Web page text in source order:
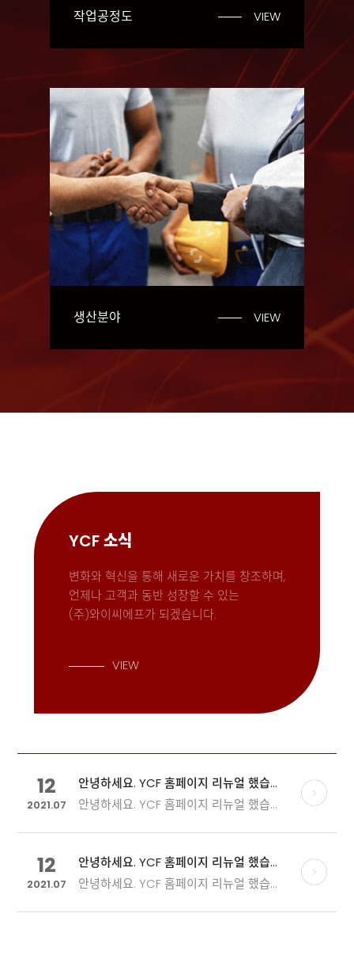
작업공정도 VIEW
생산분야 VIEW
YCF 소식
변화와 혁신을 통해 새로운 가치를 창조하며,
언제나 고객과 동반 성장할 수 있는
(주)와이씨에프가 되겠습니다.
VIEW
12
2021.07
안녕하세요. YCF 홈페이지 리뉴얼 했습니…
안녕하세요. YCF 홈페이지 리뉴얼 했습니다.
12
2021.07
안녕하세요. YCF 홈페이지 리뉴얼 했습니…
안녕하세요. YCF 홈페이지 리뉴얼 했습니다.